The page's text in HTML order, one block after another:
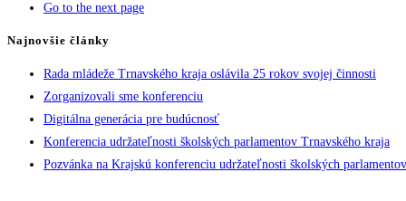
Go to the next page
Najnovšie články
Rada mládeže Trnavského kraja oslávila 25 rokov svojej činnosti
Zorganizovali sme konferenciu
Digitálna generácia pre budúcnosť
Konferencia udržateľnosti školských parlamentov Trnavského kraja
Pozvánka na Krajskú konferenciu udržateľnosti školských parlamentov